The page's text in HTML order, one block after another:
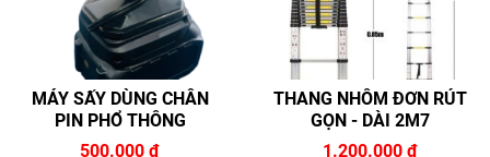
MÁY SẤY DÙNG CHÂN
PIN PHỔ THÔNG
500.000 đ
THANG NHÔM ĐƠN RÚT
GỌN - DÀI 2M7
1.200.000 đ